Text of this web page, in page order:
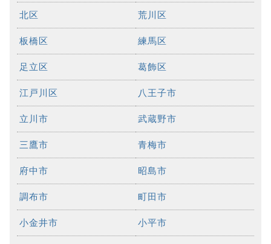
北区 荒川区
板橋区 練馬区
足立区 葛飾区
江戸川区 八王子市
立川市 武蔵野市
三鷹市 青梅市
府中市 昭島市
調布市 町田市
小金井市 小平市